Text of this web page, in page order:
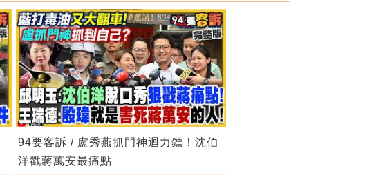
94要客訴 / 盧秀燕抓門神迴力鏢！沈伯
洋戳蔣萬安最痛點